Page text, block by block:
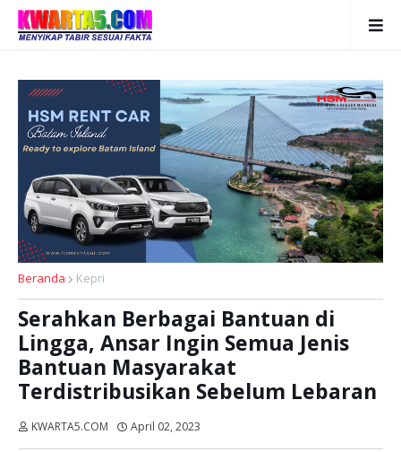
Beranda Kepri
Serahkan Berbagai Bantuan di
Lingga, Ansar Ingin Semua Jenis
Bantuan Masyarakat
Terdistribusikan Sebelum Lebaran
KWARTA5.COM April 02, 2023